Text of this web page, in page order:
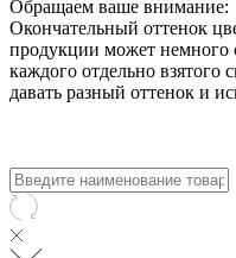
Обращаем ваше внимание:
Окончательный оттенок
продукции может немного
каждого отдельно взятого
давать разный оттенок и